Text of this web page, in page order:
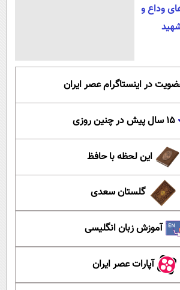
وداع و
در اینستاگرام عصر ایران
۱۵ سال پیش در چنین روزی
این لحظه با حافظ
گلستان سعدی
آموزش زبان انگلیسی
آپارات عصر ایران